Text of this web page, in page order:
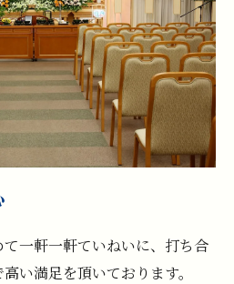
一軒一軒ていねいに、打ち合
い満足を頂いております。